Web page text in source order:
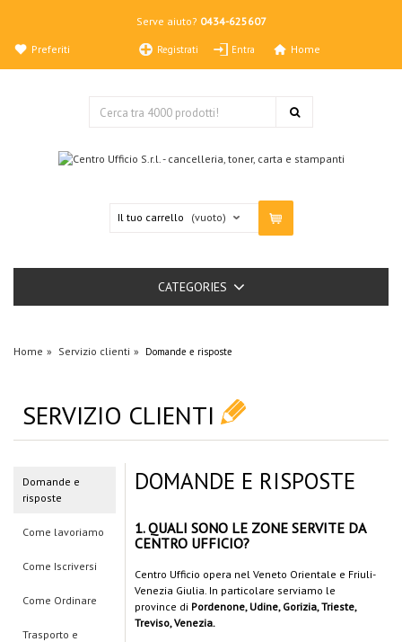
Serve aiuto? 0434-625607
Registrati Entra
Preferiti Home
Il tuo carrello (vuoto)
CATEGORIES
Home Servizio clienti Domande e risposte
SERVIZIO CLIENTI
Domande e
risposte
Come lavoriamo
Come Iscriversi
Come Ordinare
Trasporto e
DOMANDE E RISPOSTE
1. QUALI SONO LE ZONE SERVITE DA
CENTRO UFFICIO?
Centro Ufficio opera nel Veneto Orientale e Friuli-
Venezia Giulia. In particolare serviamo le
province di Pordenone, Udine, Gorizia, Trieste,
Treviso, Venezia.